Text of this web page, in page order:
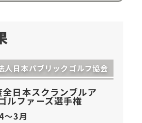
人日本パブリックゴルフ協会
日本スクランブルア
ルファーズ選手権
〜3月